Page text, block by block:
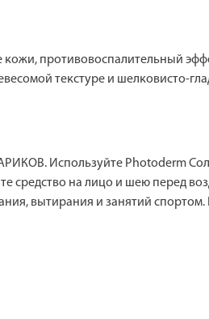
противовоспалительный
текстуре и шелковисто-
Используйте Photoderm
средство на лицо и шею перед
вытирания и занятий